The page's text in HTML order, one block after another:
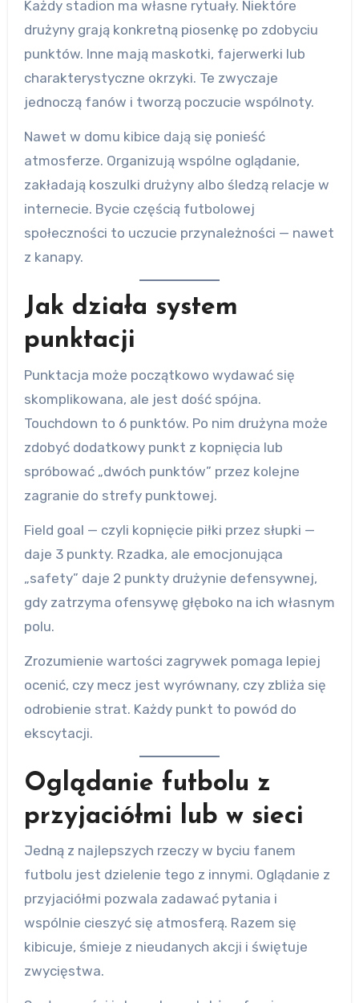
Każdy stadion ma własne rytuały. Niektóre
drużyny grają konkretną piosenkę po zdobyciu
punktów. Inne mają maskotki, fajerwerki lub
charakterystyczne okrzyki. Te zwyczaje
jednoczą fanów i tworzą poczucie wspólnoty.
Nawet w domu kibice dają się ponieść
atmosferze. Organizują wspólne oglądanie,
zakładają koszulki drużyny albo śledzą relacje w
internecie. Bycie częścią futbolowej
społeczności to uczucie przynależności — nawet
z kanapy.
Jak działa system
punktacji
Punktacja może początkowo wydawać się
skomplikowana, ale jest dość spójna.
Touchdown to 6 punktów. Po nim drużyna może
zdobyć dodatkowy punkt z kopnięcia lub
spróbować „dwóch punktów” przez kolejne
zagranie do strefy punktowej.
Field goal — czyli kopnięcie piłki przez słupki —
daje 3 punkty. Rzadka, ale emocjonująca
„safety” daje 2 punkty drużynie defensywnej,
gdy zatrzyma ofensywę głęboko na ich własnym
polu.
Zrozumienie wartości zagrywek pomaga lepiej
ocenić, czy mecz jest wyrównany, czy zbliża się
odrobienie strat. Każdy punkt to powód do
ekscytacji.
Oglądanie futbolu z
przyjaciółmi lub w sieci
Jedną z najlepszych rzeczy w byciu fanem
futbolu jest dzielenie tego z innymi. Oglądanie z
przyjaciółmi pozwala zadawać pytania i
wspólnie cieszyć się atmosferą. Razem się
kibicuje, śmieje z nieudanych akcji i świętuje
zwycięstwa.